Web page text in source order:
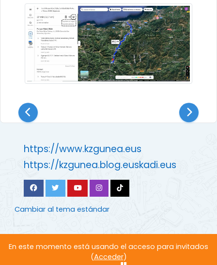
https://www.kzgunea.eus
https://kzgunea.blog.euskadi.eus
Cambiar al tema estándar
En este momento está usando el acceso para invitados
(Acceder)